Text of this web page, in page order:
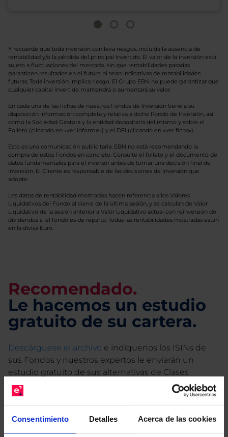
Consentimiento Detalles Acerca de las cookies
Y recuerde que toda inversión conlleva riesgos, incluida la ausencia de
rentabilidad y/o la pérdida del principal invertido. El valor de la inversión está
sujeto a fluctuaciones del mercado, sin que rentabilidades pasadas
garanticen resultados en el futuro ni sean indicativas de rentabilidades
futuras. Toda inversión implica riesgo. El Grupo EBN no puede garantizar que
cualquier capital invertido mantendrá o aumentará su valor.
En cada una de las fichas de nuestros Fondos de Inversión tiene a su
disposición información completa y relativa a dicho Fondo de Inversión, así
como la Sociedad Gestora y la entidad depositaria del mismo y sobre el
Folleto (clicando en «ver informe») y el DFI (clicando en «ver ficha»).
Esto es una comunicación publicitaria. EBN no está recomendando la
compra de estos Fondos en concreto. Consulte el folleto y el documento de
datos fundamentales para el inversor antes de tomar una decisión final de
inversión. El Cliente es responsable de las decisiones de inversión que
adopte.
Los datos de rentabilidad mostrados hacen referencia a los Valores
Liquidativos del Fondo al cierre de la última sesión, y se calculan de Valor
Liquidativo de la sesión anterior a Valor Liquidativo actual con reinversión de
dividendos si el fondo es de reparto. Todas las rentabilidades mostradas están
en la divisa Euro.
Recomendado.
Le hacemos un estudio
gratuito de su cartera.
Descárguese el archivo e indíquenos los ISINs de
sus Fondos y nuestros expertos le enviarán un
estudio gratuito de sus alternativas de Clases
Limpias con las que podrá ahorrar en sus costes.